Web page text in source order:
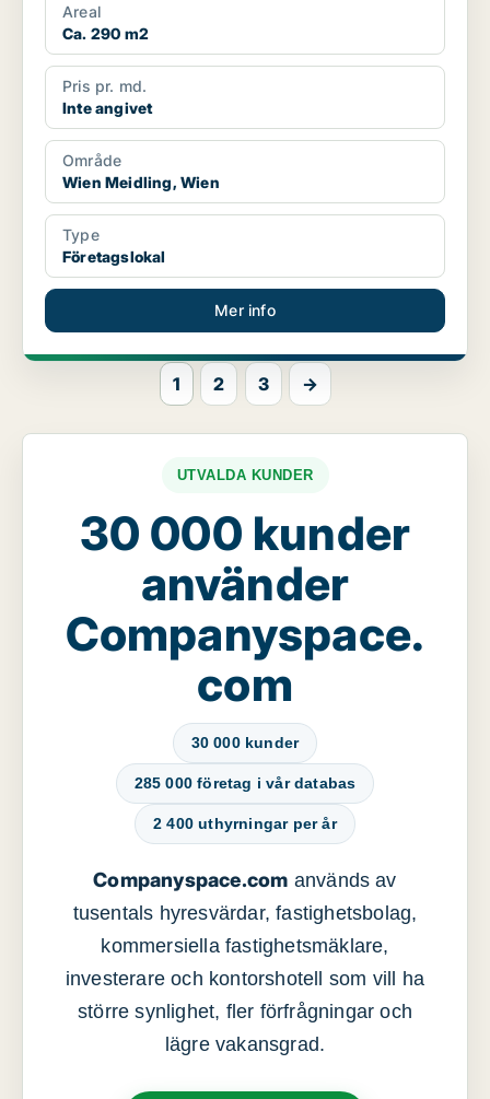
Areal
Ca. 290 m2
Pris pr. md.
Inte angivet
Område
Wien Meidling, Wien
Type
Företagslokal
Mer info
1 2 3 →
UTVALDA KUNDER
30 000 kunder
använder
Companyspace.
com
30 000 kunder
285 000 företag i vår databas
2 400 uthyrningar per år
Companyspace.com används av
tusentals hyresvärdar, fastighetsbolag,
kommersiella fastighetsmäklare,
investerare och kontorshotell som vill ha
större synlighet, fler förfrågningar och
lägre vakansgrad.